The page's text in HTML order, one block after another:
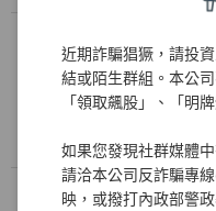
近期詐騙猖獗，請投
結或陌生群組。本公
「領取飆股」、「明
如果您發現社群媒體
請洽本公司反詐騙專
映，或撥打內政部警
變